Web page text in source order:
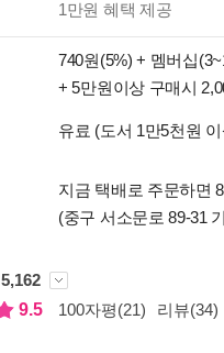
1만원 혜택 제공
740원(5%) + 멤버십
+ 5만원이상 구매시
유료 (도서 1만5천원
지금 택배로 주문하면
(중구 서소문로 89-31
5,162
9.5
100자평(21) 리뷰(34)